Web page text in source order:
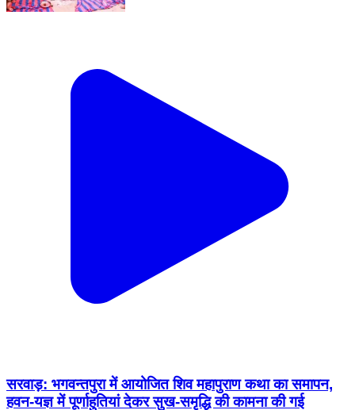
सरवाड़: भगवन्तपुरा में आयोजित शिव महापुराण कथा का समापन,
हवन-यज्ञ में पूर्णाहुतियां देकर सुख-समृद्धि की कामना की गई